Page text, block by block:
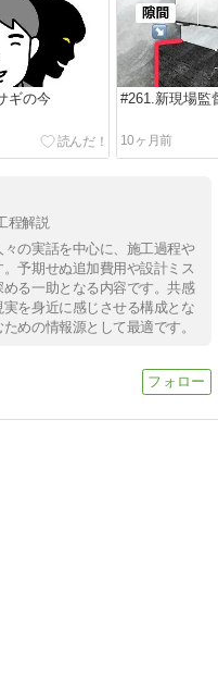
ギの今
#261.新現場監
10ヶ月前
程解説
の実話を中心に、施工過程や
予期せぬ追加費用や設計ミス
る一助となる内容です。共感
を身近に感じさせる構成とな
めの情報源として最適です。